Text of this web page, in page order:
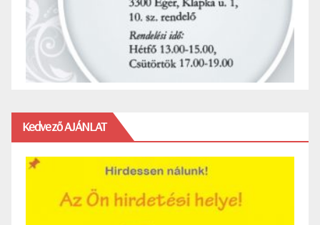
Kedvező AJÁNLAT